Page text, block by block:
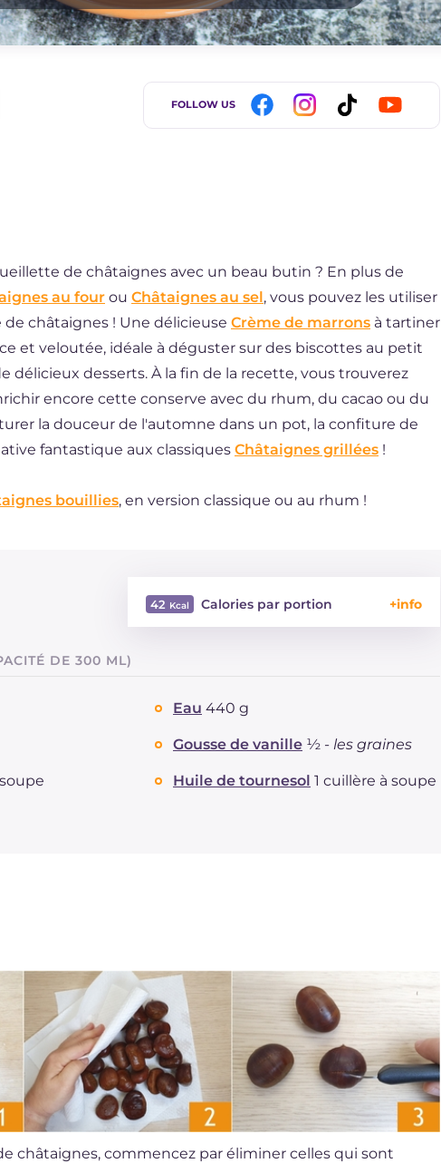
FOLLOW US
de châtaignes avec un beau butin ? En plus de
au four ou Châtaignes au sel, vous pouvez les utiliser
châtaignes ! Une délicieuse Crème de marrons à tartiner
et veloutée, idéale à déguster sur des biscottes au petit
délicieux desserts. À la fin de la recette, vous trouverez
encore cette conserve avec du rhum, du cacao ou du
la douceur de l'automne dans un pot, la confiture de
fantastique aux classiques Châtaignes grillées !
bouillies, en version classique ou au rhum !
42 Calories par portion
Protéine
Graisses
g
Fibre g 1.2
DE 300 ML)
Eau 440 g
Gousse de vanille ½ - les graines
Huile de tournesol 1 cuillère à soupe
châtaignes, commencez par éliminer celles qui sont